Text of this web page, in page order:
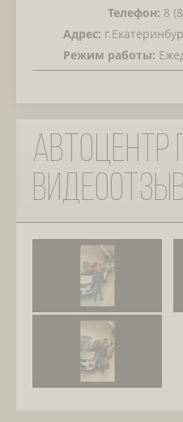
Телефон: 8
Адрес:
Режим работы:
Автоцентр